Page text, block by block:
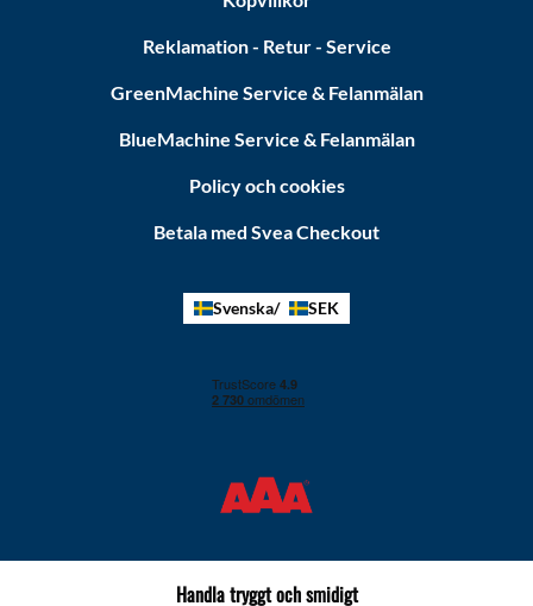
Reklamation - Retur - Service
GreenMachine Service & Felanmälan
BlueMachine Service & Felanmälan
Policy och cookies
Betala med Svea Checkout
Svenska SEK
Handla tryggt och smidigt